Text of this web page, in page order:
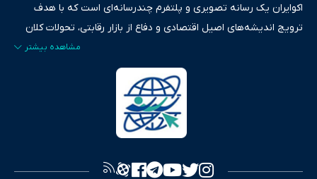
اکوایران یک رسانه تصویری و پلتفرم چندرسانه‌ای است که با هدف
ترویج اندیشه‌های اصیل اقتصادی و دفاع از بازار رقابتی، تحولات کلان
ایران و جهان را در قالب‌های ویدیو، پادکست، متن و گزارش‌های تحلیلی
پایش می‌کند. این رسانه به عنوان منبعی دقیق و قابل اعتماد، فراتر از
اطلاع‌رسانی صرف، به تبیین سیاست‌ها و کارکردهای بازارهای مالی،
سرمایه‌گذاری، تجارت و حوزه‌های نوظهور می‌پردازد. اکوایران با پایبندی
به اصول «انصاف، امانت و صداقت»، بستری برای انعکاس آراء متنوع
تصویری شفاف از واقعیت‌های اقتصادی ارائه دهد. ما در اکوایران با